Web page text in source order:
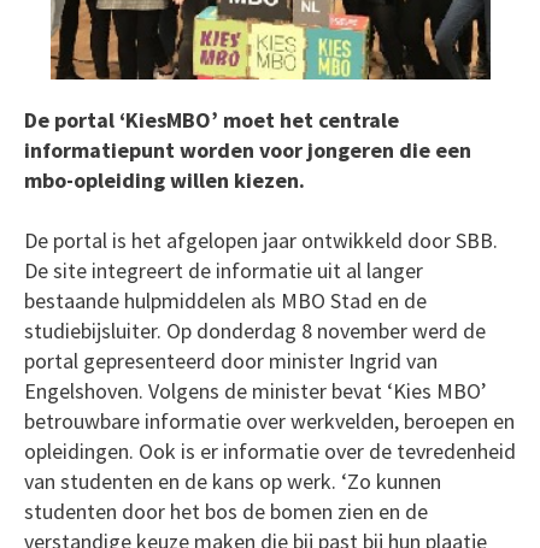
De portal ‘KiesMBO’ moet het centrale
informatiepunt worden voor jongeren die een
mbo-opleiding willen kiezen.
De portal is het afgelopen jaar ontwikkeld door SBB.
De site integreert de informatie uit al langer
bestaande hulpmiddelen als MBO Stad en de
studiebijsluiter. Op donderdag 8 november werd de
portal gepresenteerd door minister Ingrid van
Engelshoven. Volgens de minister bevat ‘Kies MBO’
betrouwbare informatie over werkvelden, beroepen en
opleidingen. Ook is er informatie over de tevredenheid
van studenten en de kans op werk. ‘Zo kunnen
studenten door het bos de bomen zien en de
verstandige keuze maken die bij past bij hun plaatje